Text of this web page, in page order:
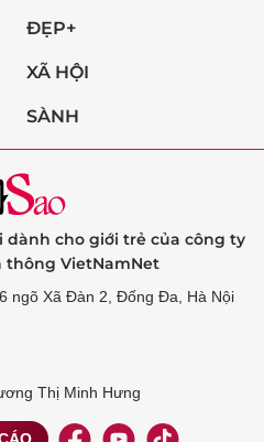
ĐẸP+
XÃ HỘI
SÀNH
cho giới trẻ của công ty
thông VietNamNet
ngõ Xã Đàn 2, Đống Đa, Hà Nội
Thị Minh Hưng